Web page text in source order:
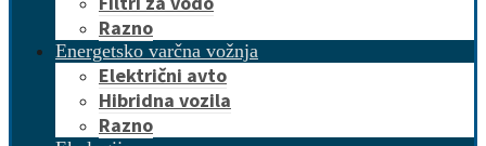
Razno
Energetsko varčna vožnja
Električni avto
Hibridna vozila
Razno